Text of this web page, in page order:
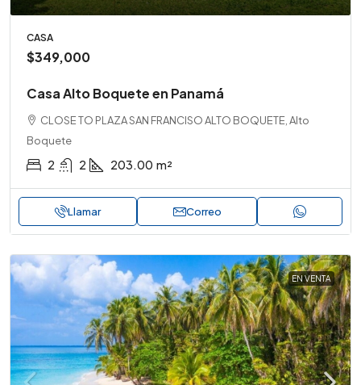
CASA
$349,000
Casa Alto Boquete en Panamá
CLOSE TO PLAZA SAN FRANCISO ALTO BOQUETE, Alto
Boquete
2 2 203.00 m²
Llamar Correo
EN VENTA